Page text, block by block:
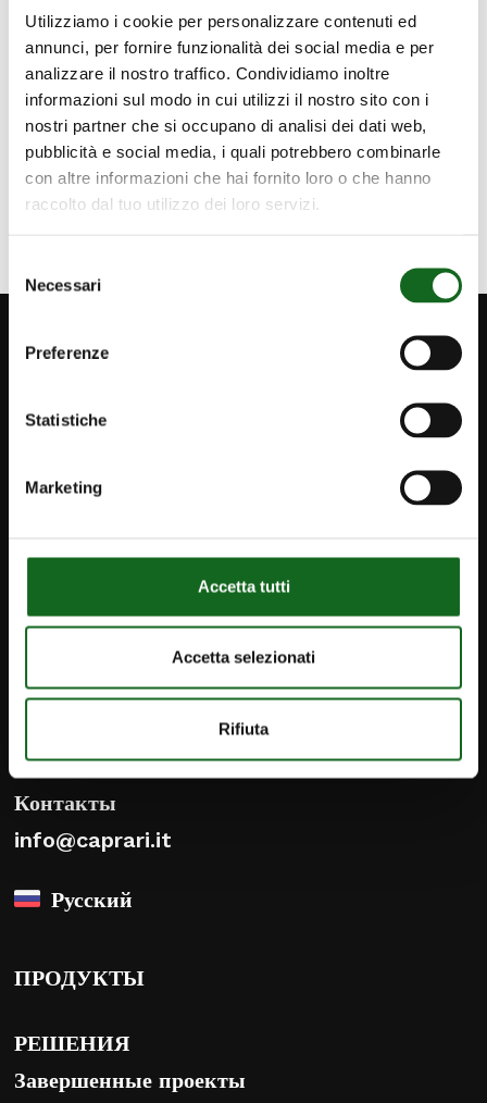
Utilizziamo i cookie per personalizzare contenuti ed
annunci, per fornire funzionalità dei social media e per
analizzare il nostro traffico. Condividiamo inoltre
informazioni sul modo in cui utilizzi il nostro sito con i
nostri partner che si occupano di analisi dei dati web,
pubblicità e social media, i quali potrebbero combinarle
con altre informazioni che hai fornito loro o che hanno
raccolto dal tuo utilizzo dei loro servizi.
delNecessari
Preferenze
Statistiche
Marketing
Accetta tutti
Accetta selezionati
Rifiuta
ВЕРТИКАЛЬНЫЕ МОНОБЛОЧНЫЕ
НАСОСЫ
Новости
Контакты
info@caprari.it
Русский
ПРОДУКТЫ
РЕШЕНИЯ
Завершенные проекты